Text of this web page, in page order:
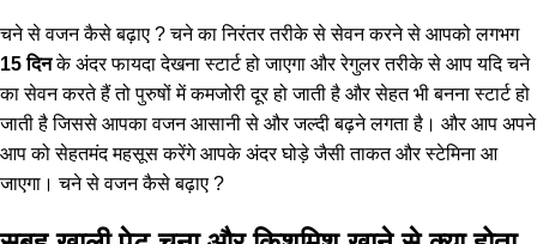
चने से वजन कैसे बढ़ाए ? चने का निरंतर तरीके से सेवन करने से आपको लगभग
15 दिनके अंदर फायदा देखना स्टार्ट हो जाएगा और रेगुलर तरीके से आप यदि चने
का सेवन करते हैं तो पुरुषों में कमजोरी दूर हो जाती है और सेहत भी बनना स्टार्ट हो
जाती है जिससे आपका वजन आसानी से और जल्दी बढ़ने लगता है। और आप अपने
आप को सेहतमंद महसूस करेंगे आपके अंदर घोड़े जैसी ताकत और स्टेमिना आ
जाएगा। चने से वजन कैसे बढ़ाए ?